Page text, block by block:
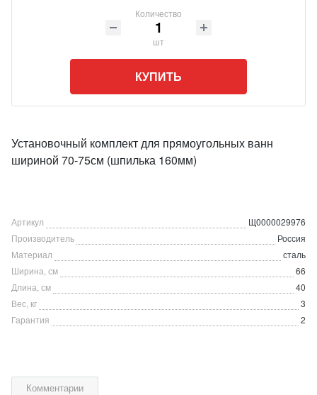
Количество
шт
КУПИТЬ
Установочный комплект для прямоугольных ванн
шириной 70-75см (шпилька 160мм)
Артикул
Щ0000029976
Производитель
Россия
Материал
сталь
Ширина, см
66
Длина, см
40
Вес, кг
3
Гарантия
2
Комментарии